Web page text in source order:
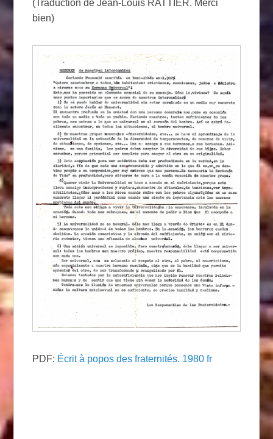
(Traduction de Jean-Louis RATTIER. Merci
bien)
PDF: Écrit à popos des fraternités. 1980 fr